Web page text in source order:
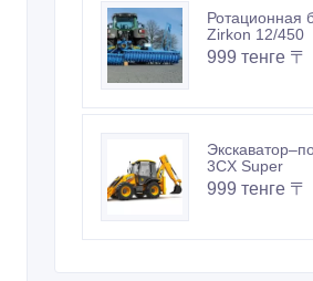
Ротационная
Zirkon 12/450
999 тенге 〒
3CX Super
999 тенге 〒